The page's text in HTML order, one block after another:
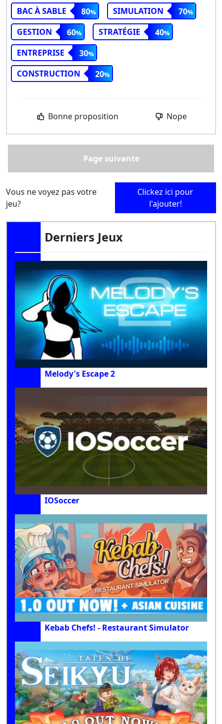
BAC À SABLE 80 SIMULATION
70
GESTION
60 STRATÉGIE
40
ENTREPRISE
30
CONSTRUCTION
20
Bonne proposition Nope
Page suivante
Vous ne voyez pas votre
jeu?
Clickez ici pour
l'ajouter!
Derniers Jeux
Melody's Escape 2
IOSoccer
Kebab Chefs! - Restaurant Simulator